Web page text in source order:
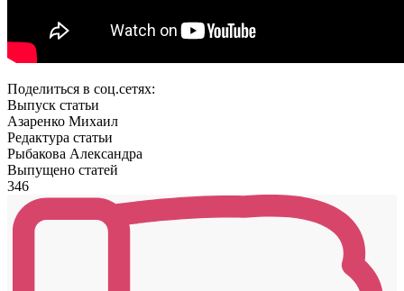
Поделиться в соц.сетях:
Выпуск статьи
Азаренко Михаил
Редактура статьи
Рыбакова Александра
Выпущено статей
346